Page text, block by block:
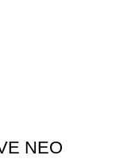
NEO